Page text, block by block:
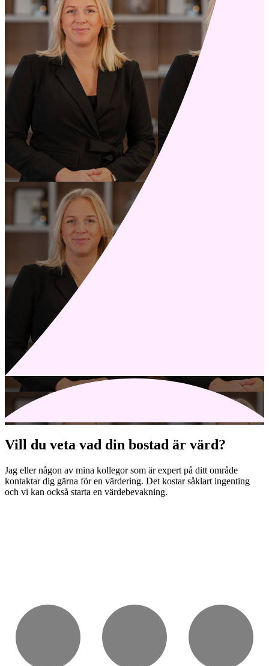
Vill du veta vad din bostad är värd?
Jag eller någon av mina kollegor som är expert på ditt område
kontaktar dig gärna för en värdering. Det kostar såklart ingenting
och vi kan också starta en värdebevakning.